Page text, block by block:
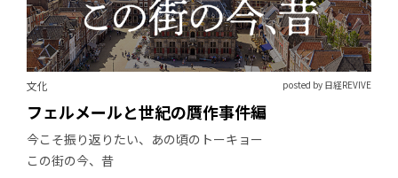
文化 posted by 日経REVIVE
フェルメールと世紀の贋作事件編
今こそ振り返りたい、あの頃のトーキョー
この街の今、昔